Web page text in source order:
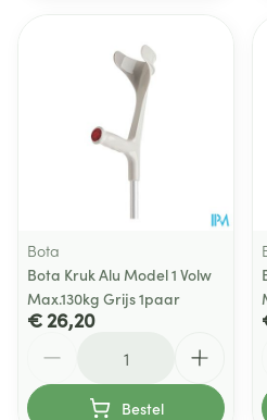
Bota
Bota Kruk Alu Model 1 Volw
Max.130kg Grijs 1paar
€ 26,20
Bestel